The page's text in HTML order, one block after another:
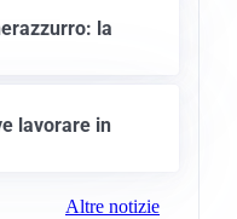
la
lavorare in
Altre notizie